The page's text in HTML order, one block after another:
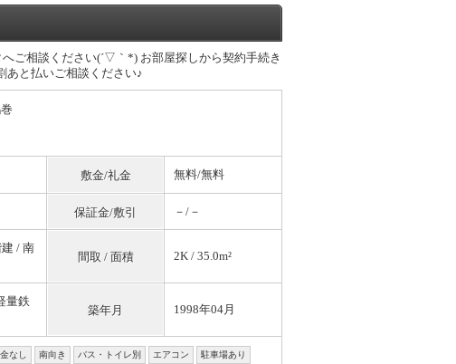
ご相談ください(´▽｀*) お部屋探しから契約手続き
あと払いご相談ください♪
敷金/礼金 無料/無料
保証金/敷引 －/－
/ 南
間取 / 面積 2K / 35.0m²
量鉄
築年月 1998年04月
なし 南向き バス・トイレ別 エアコン 駐車場あり